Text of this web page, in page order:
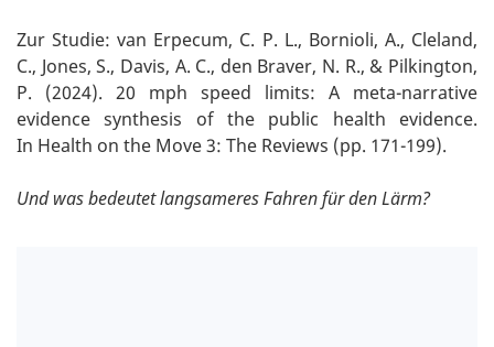
Zur Studie: van Erpecum, C. P. L., Bornioli, A., Cleland,
C., Jones, S., Davis, A. C., den Braver, N. R., & Pilkington,
P. (2024). 20 mph speed limits: A meta-narrative
evidence synthesis of the public health evidence.
In Health on the Move 3: The Reviews (pp. 171-199).
Und was bedeutet langsameres Fahren für den Lärm?